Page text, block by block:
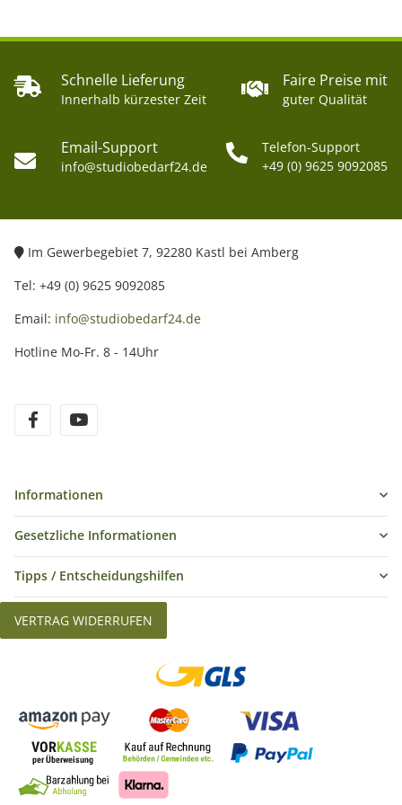
Schnelle Lieferung
Innerhalb kürzester Zeit
Faire Preise mit
guter Qualität
Email-Support
info@studiobedarf24.de
Telefon-Support
+49 (0) 9625 9092085
Im Gewerbegebiet 7, 92280 Kastl bei Amberg
Tel: +49 (0) 9625 9092085
Email: info@studiobedarf24.de
Hotline Mo-Fr. 8 - 14Uhr
Informationen
Gesetzliche Informationen
Tipps / Entscheidungshilfen
VERTRAG WIDERRUFEN